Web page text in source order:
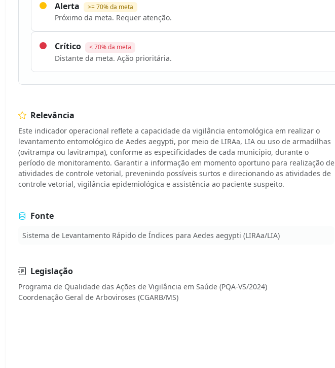
Alerta >= 70% da meta
Próximo da meta. Requer atenção.
Crítico < 70% da meta
Distante da meta. Ação prioritária.
Relevância
Este indicador operacional reflete a capacidade da vigilância entomológica em realizar o
levantamento entomológico de Aedes aegypti, por meio de LIRAa, LIA ou uso de armadilhas
(ovitrampa ou lavitrampa), conforme as especificidades de cada município, durante o
período de monitoramento. Garantir a informação em momento oportuno para realização de
atividades de controle vetorial, prevenindo possíveis surtos e direcionando as atividades de
controle vetorial, vigilância epidemiológica e assistência ao paciente suspeito.
Fonte
Sistema de Levantamento Rápido de Índices para Aedes aegypti (LIRAa/LIA)
Legislação
Programa de Qualidade das Ações de Vigilância em Saúde (PQA-VS/2024)